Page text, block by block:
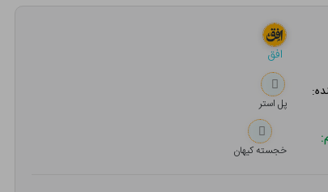
افق
پل استر
خجسته کیهان